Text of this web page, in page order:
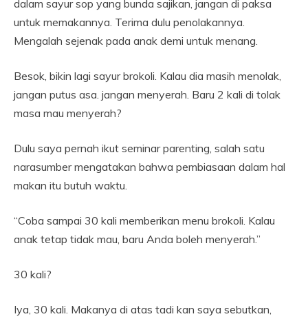
dalam sayur sop yang bunda sajikan, jangan di paksa
untuk memakannya. Terima dulu penolakannya.
Mengalah sejenak pada anak demi untuk menang.
Besok, bikin lagi sayur brokoli. Kalau dia masih menolak,
jangan putus asa. jangan menyerah. Baru 2 kali di tolak
masa mau menyerah?
Dulu saya pernah ikut seminar parenting, salah satu
narasumber mengatakan bahwa pembiasaan dalam hal
makan itu butuh waktu.
“Coba sampai 30 kali memberikan menu brokoli. Kalau
anak tetap tidak mau, baru Anda boleh menyerah.”
30 kali?
Iya, 30 kali. Makanya di atas tadi kan saya sebutkan,